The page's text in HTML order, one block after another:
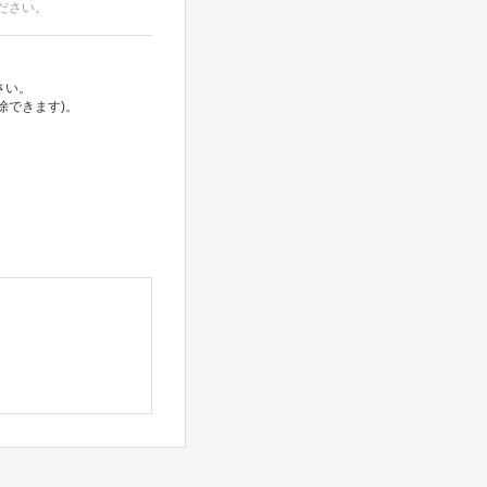
い。
。
きます)。